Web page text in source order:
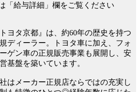
「給与詳細」欄をご覧ください
トヨタ京都』は、約60年の歴史を持つ
ディーラー。トヨタ車に加え、フォ
ゲン車の正規販売事業も展開し、安
基盤を築いています。
はメーカー正規店ならではの充実し